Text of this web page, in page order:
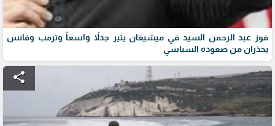
فوز عبد الرحمن السيد في ميشيغان يثير جدلاً واسعاً وترمب وفانس
يحذران من صعوده السياسي
share